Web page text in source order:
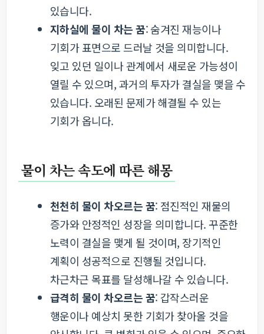
있습니다.
지하실에 물이 차는 꿈: 숨겨진 재능이나
기회가 표면으로 드러날 것을 의미합니다.
잊고 있던 일이나 관계에서 새로운 가능성이
열릴 수 있으며, 과거의 투자가 결실을 맺을 수
있습니다. 오래된 문제가 해결될 수 있는
기회가 옵니다.
물이 차는 속도에 따른 해몽
천천히 물이 차오르는 꿈: 점진적인 재물의
증가와 안정적인 성장을 의미합니다. 꾸준한
노력이 결실을 맺게 될 것이며, 장기적인
계획이 성공적으로 진행될 것입니다.
차근차근 목표를 달성해나갈 수 있습니다.
급격히 물이 차오르는 꿈: 갑작스러운
행운이나 예상치 못한 기회가 찾아올 것을